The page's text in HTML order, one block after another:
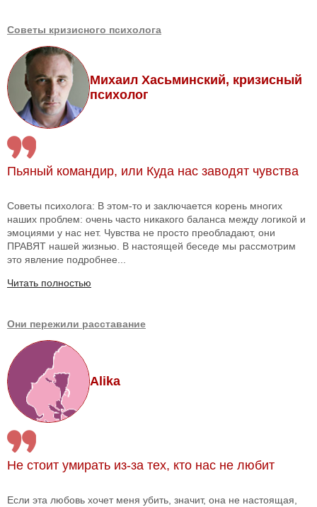
Советы кризисного психолога
Михаил Хасьминский, кризисный
психолог
Пьяный командир, или Куда нас заводят чувства
Советы психолога: В этом-то и заключается корень многих
наших проблем: очень часто никакого баланса между логикой и
эмоциями у нас нет. Чувства не просто преобладают, они
ПРАВЯТ нашей жизнью. В настоящей беседе мы рассмотрим
это явление подробнее...
Читать полностью
Они пережили расставание
Alika
Не стоит умирать из-за тех, кто нас не любит
Если эта любовь хочет меня убить, значит, она не настоящая,